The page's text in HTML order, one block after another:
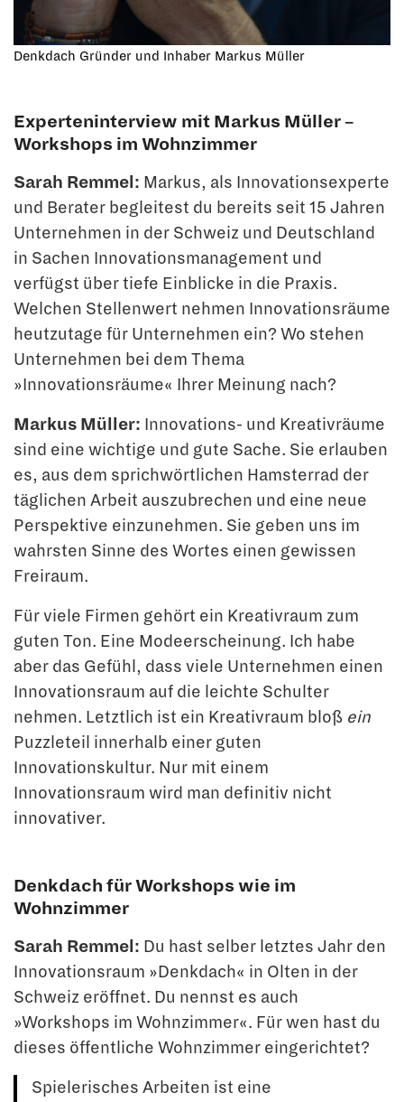
Denkdach Gründer und Inhaber Markus Müller
Experteninterview mit Markus Müller –
Workshops im Wohnzimmer
Sarah Remmel: Markus, als Innovationsexperte
und Berater begleitest du bereits seit 15 Jahren
Unternehmen in der Schweiz und Deutschland
in Sachen Innovationsma­nagement und
verfügst über tiefe Einblicke in die Praxis.
Welchen Stellenwert neh­men Innovationsräume
heutzutage für Unternehmen ein? Wo stehen
Unternehmen bei dem Thema
»Innovationsräume« Ihrer Meinung nach?
Markus Müller: Innovations- und Kreativräume
sind eine wichtige und gute Sache. Sie erlauben
es, aus dem sprichwörtlichen Hamsterrad der
täglichen Arbeit auszubre­chen und eine neue
Perspektive einzunehmen. Sie geben uns im
wahrsten Sinne des Wortes einen gewissen
Freiraum.
Für viele Firmen gehört ein Kreativraum zum
guten Ton. Eine Modeerscheinung. Ich habe
aber das Gefühl, dass viele Unternehmen einen
Innovationsraum auf die leichte Schulter
nehmen. Letztlich ist ein Kreativraum bloß ein
Puzzleteil innerhalb einer guten
Innovationskultur. Nur mit einem
Innovationsraum wird man definitiv nicht
innovativer.
Denkdach für Workshops wie im
Wohnzimmer
Sarah Remmel: Du hast selber letztes Jahr den
Innovationsraum »Denkdach« in Olten in der
Schweiz eröffnet. Du nennst es auch
»Workshops im Wohnzimmer«. Für wen hast du
dieses öffentliche Wohnzimmer eingerichtet?
Spielerisches Arbeiten ist eine